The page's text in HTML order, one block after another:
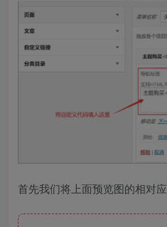
首先我们将上面预览图的相对